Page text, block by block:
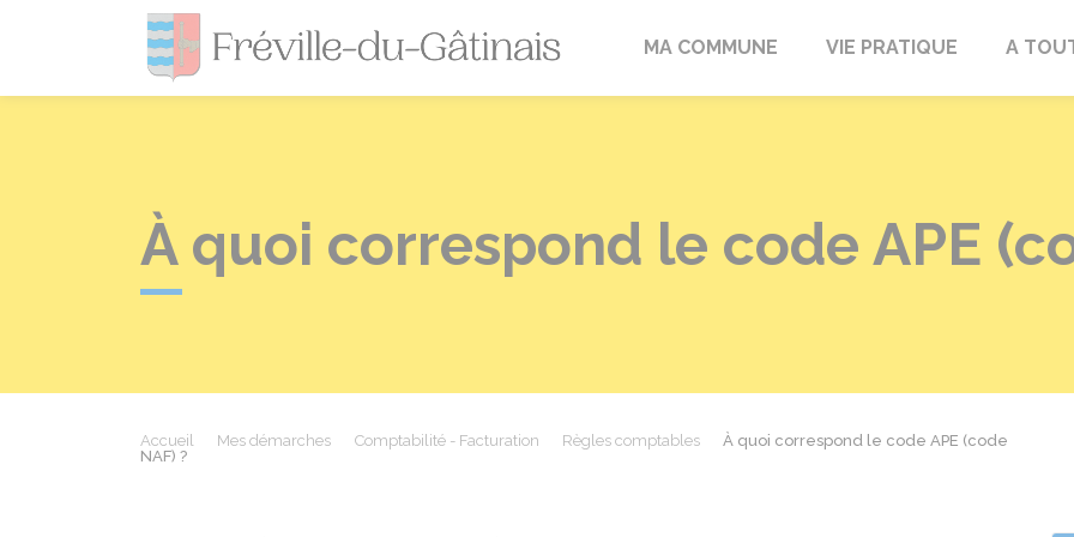
Fréville-du-Gâtinais
MA COMMUNE VIE PRATIQUE A
À quoi correspond le code APE
Accueil Mes démarches Comptabilité - Facturation Règles comptables
À quoi correspond le code APE (code
NAF) ?